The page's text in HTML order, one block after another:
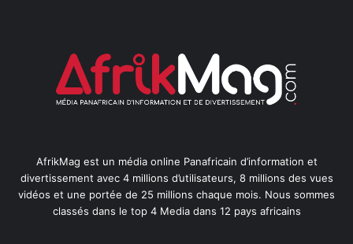
AfrikMag est un média online Panafricain d’information et
divertissement avec 4 millions d’utilisateurs, 8 millions des vues
vidéos et une portée de 25 millions chaque mois. Nous sommes
classés dans le top 4 Media dans 12 pays africains